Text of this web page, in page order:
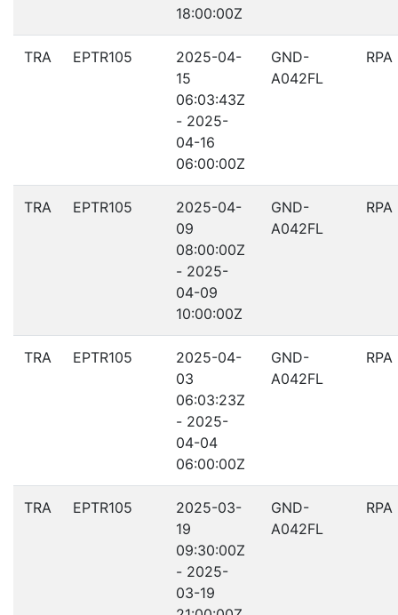
18:00:00Z
TRA EPTR105
2025-04-
15
06:03:43Z
- 2025-
04-16
06:00:00Z
GND-
A042FL
RPA
TRA EPTR105
2025-04-
09
08:00:00Z
- 2025-
04-09
10:00:00Z
GND-
A042FL
RPA
TRA EPTR105
2025-04-
03
06:03:23Z
- 2025-
04-04
06:00:00Z
GND-
A042FL
RPA
TRA EPTR105
2025-03-
19
09:30:00Z
- 2025-
03-19
GND-
A042FL
RPA